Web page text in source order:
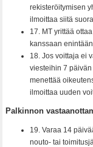
rekisteröitymisen
ilmoittaa siitä
17. MT yrittää
kanssaan
18. Jos voittaja ei
viesteihin 7
menettää
ilmoittaa uuden
Palkinnon
19. Varaa 14
nouto- tai